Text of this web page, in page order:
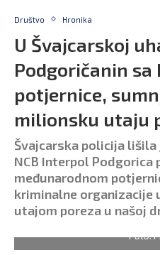
Društvo Hronika
U Švajcarskoj
Podgoričanin
potjernice,
milionsku utaju
Švajcarska policija lišila
NCB Interpol Podgorica
međunarodnom
kriminalne organizacije
utajom poreza u našoj
Foto: